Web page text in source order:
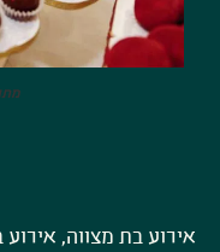
אירוע בת מצווה,